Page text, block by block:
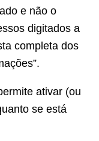
e não o
digitados a
completa dos
ativar (ou
se está